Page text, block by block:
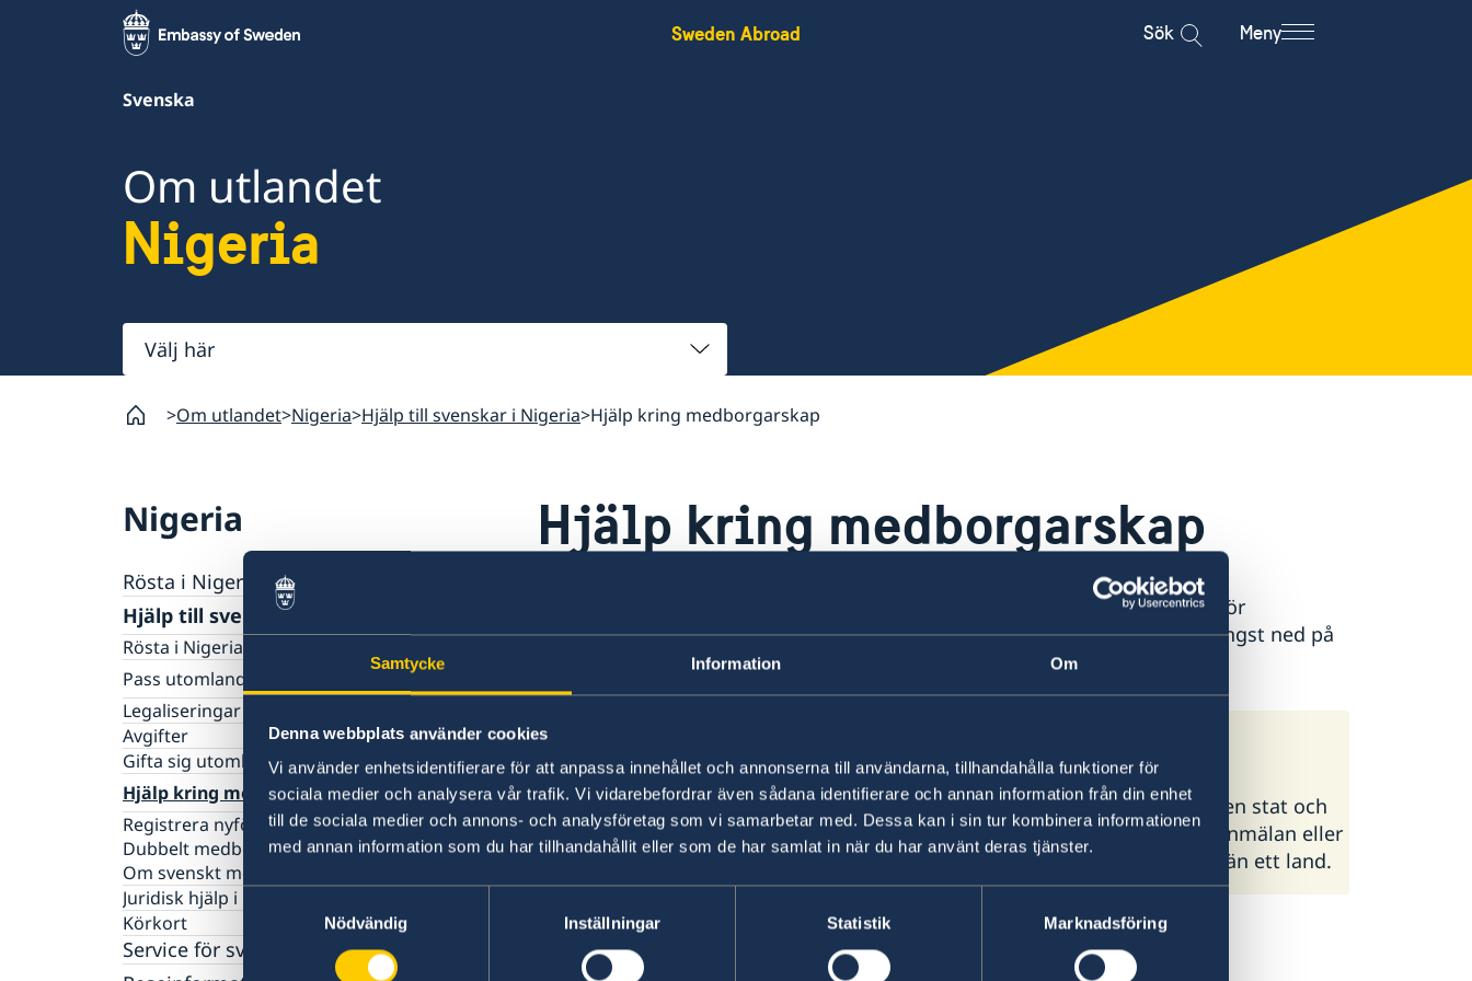
Samtycke Information Om
Denna webbplats använder cookies
Vi använder enhetsidentifierare för att anpassa innehållet och annonserna till användarna, tillhandahålla funktioner för
sociala medier och analysera vår trafik. Vi vidarebefordrar även sådana identifierare och annan information från din enhet
till de sociala medier och annons- och analysföretag som vi samarbetar med. Dessa kan i sin tur kombinera informationen
med annan information som du har tillhandahållit eller som de har samlat in när du har använt deras tjänster.
Nödvändig
Inställningar Statistik Marknadsföring
Sweden Abroad Sök Meny
Svenska
Om utlandet
Nigeria
Välj
här
Om utlandet Nigeria Hjälp till svenskar i Nigeria Hjälp kring medborgarskap
Nigeria
Rösta i Nigeria
Hjälp till svenskar i Nigeria
Rösta i Nigeria
Pass utomlands
Förlust av pass i Nigeria
Ordinarie pass för vuxna i Nigeria
Ordinarie pass för barn i Nigeria
Samordningsnummer i Nigeria
Nationellt id-kort i Nigeria
Provisoriskt pass för vuxna i Nigeria
Provisoriskt pass för barn i Nigeria
Legaliseringar
Avgifter
Gifta sig utomlands
Hjälp kring medborgarskap
Registrera nyfödd utomlands
Dubbelt medborgarskap
Om svenskt medborgarskap
Juridisk hjälp i Nigeria
Körkort
Service för svenska företag i Nigeria
Hjälp kring medborgarskap
Här finns för närvarande ingen lokal information. Kontakta ambassaden för
information om eventuella lokala villkor. Länk till ambassaden hittar du längst ned på
Svenskt och dubbelt medborgarskap
Medborgarskap är ett rättsligt bindande förhållande som uppstår mellan en stat och
en individ (medborgare) antingen automatiskt vid födelsen eller efter en anmälan eller
en ansökan. Dubbelt medborgarskap innebär att du är medborgare i mer än ett land.